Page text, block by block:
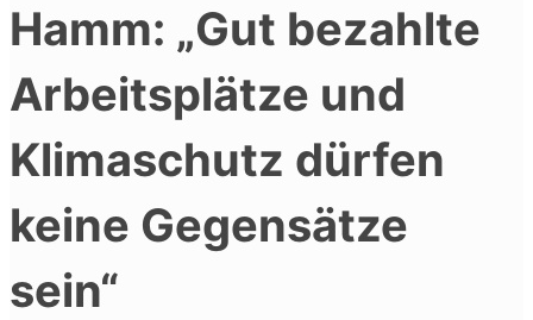
Hamm: „Gut bezahlte
Arbeitsplätze und
Klimaschutz dürfen
keine Gegensätze
sein“